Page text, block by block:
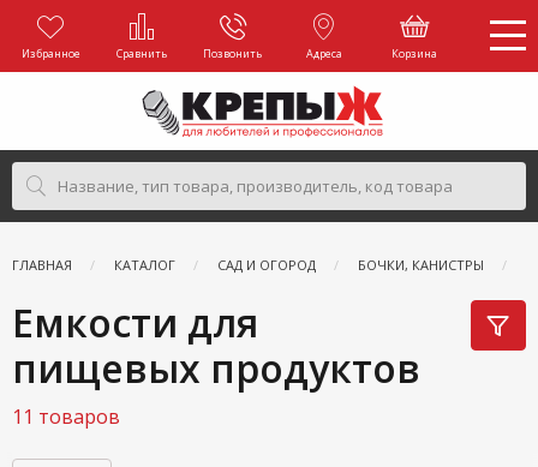
Избранное Сравнить Позвонить Адреса Корзина
ГЛАВНАЯ КАТАЛОГ САД И ОГОРОД БОЧКИ, КАНИСТРЫ
Емкости для
пищевых продуктов
11 товаров